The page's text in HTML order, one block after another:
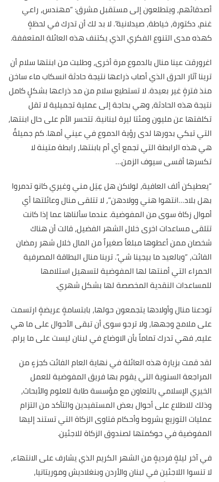
أصدقائهم، ويتطلعون إلى مستقبل مشرق: “مهندس، راعي
غنم، دكتورة، خياطة، صيدلانية”. لا بد لك أن تدرك في لحظةٍ
كهذه مدى التنوع الفكري الذي يكتنف هذه العائلة المتعففة.
اغرورقت عينا منال بالدموع مرة أخرى، وطلبت من ابنتها سلام أن
ترينا آثار الحرق الذي أصاب ذراعها نتيجة حادثة انسكاب ماء ساخن
منذ فترةٍ غير بعيدة. لا تستطيع سلام من مد ذراعها بشكلٍ كامل
نتيجة هذه الحادثة، وهي بحاجة إلى عملية تجميلية لا تقل
تكلفتها عن مليون ومئتا ليرة لبنانية. تتحسر الأم على حال ابنتها،
التي تبكي بدورها لدى رؤية الدموع في عيني أمها. كم جميلةٌ
هي هذه الرابطة التي تجمع أي أم بابنتها، رابطة متينة لا
تكسرها أقسى سيوف الزمن…
“يعطيكن ألف العافية، لولاكن هل عِيَل مني وغيري كانو تدمروا
بهل بلاد…انتهوا هني وولادهن”، لا تتلقى منال وعائلتها أي
أموال زكاة سوى من المفوضية. عندما سألناها عما إذا كانت
تتلقى مساعدات اخرى خلال الشهر الفضيل، قالت أن هناك
شخصان ممن أعطوها مبلغاً صغيراً من المال خلال شهر رمضان
الفائت، “وبالعيد ما بيجينا شي”. ترينا منال البطاقة المصرفية
الحمراء التي أمنتها لها المفوضية لتسهيل استلامها
للمساعدات النقدية المخصصة لها بشكل شهري.
تودعنا منال وأولادها يتجمعون حولها، بابتسامةٍ عريضةٍ ارتسمت
على ملامح وجهها، ولا ترجو سوى أن تبقى الأحوال على ما هي
عليه، فهي تدرك تماماً بأن الاوضاع في لبنان ليست على ما يرام.
لقد قمت بزيارة هذه العائلة في نهاية العام الفائت كجزءٍ من
المراجعة السنوية التي يقوم بها فريق المفوضية للعمل
الخيري الإسلامي بالتعاون مع مؤسسة طابة للعلوم والأبحاث،
وذلك للاطلاع على أحوال بعض المستفيدين والتأكد من التزام
عمليات التوزيع بشروط وأحكام فتاوى الزكاة التي تستند إليها
المفوضية في حوكمتها لصندوق الزكاة للاجئين.
في آخر ليلةٍ فرديةٍ من الشهر الكريم الذي يشارف على الانتهاء،
لا تنسوا اللاجئين في لبنان والأردن وبنغلاديش وموريتانيا،